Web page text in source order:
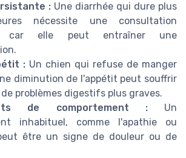
: Une diarrhée qui dure plus
nécessite une consultation
car elle peut entraîner une
: Un chien qui refuse de manger
diminution de l'appétit peut souffrir
problèmes digestifs plus graves.
de comportement :Un
inhabituel, comme l'apathie ou
être un signe de douleur ou de